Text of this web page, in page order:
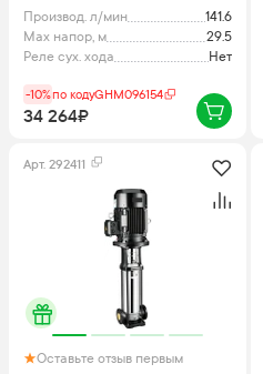
Производ. л/мин
141.6
Max напор, м
29.5
Реле сух. хода
Нет
-10%по кодуGHM096154
34 264₽
Арт. 292411
Оставьте отзыв первым